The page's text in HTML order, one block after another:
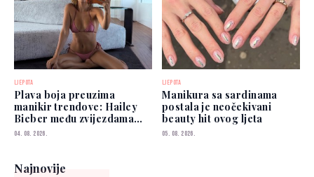
LJEPOTA
Plava boja preuzima
manikir trendove: Hailey
Bieber među zvijezdama
koje je već nose
04. 08. 2026.
LJEPOTA
Manikura sa sardinama
postala je neočekivani
beauty hit ovog ljeta
05. 08. 2026.
Najnovije